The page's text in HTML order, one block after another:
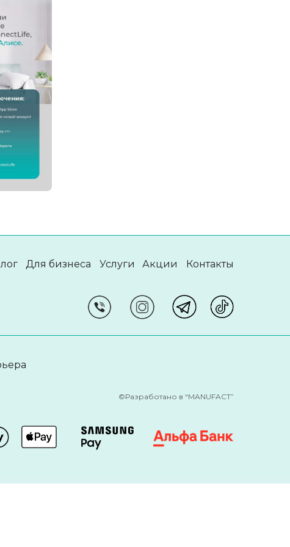
©Разработано в “MANUFACT”
Контакты
Для бизнеса Услуги Акции
действующего на основании Устава. Юридический